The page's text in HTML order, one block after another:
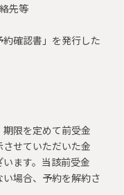
先等
確認書」を発行した
限を定めて前受金
させていただいた金
ます。当該前受金
い場合、予約を解約さ